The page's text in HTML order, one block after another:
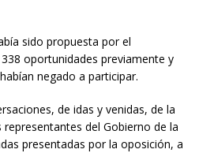
sido propuesta por el
oportunidades previamente y
negado a participar.
de idas y venidas, de la
del Gobierno de la
presentadas por la oposición, a